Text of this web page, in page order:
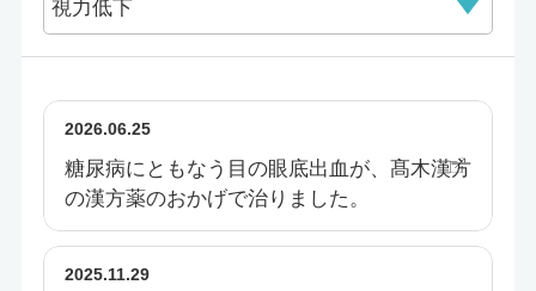
2026.06.25
糖尿病にともなう目の眼底出血が、髙木漢方
の漢方薬のおかげで治りました。
2025.11.29